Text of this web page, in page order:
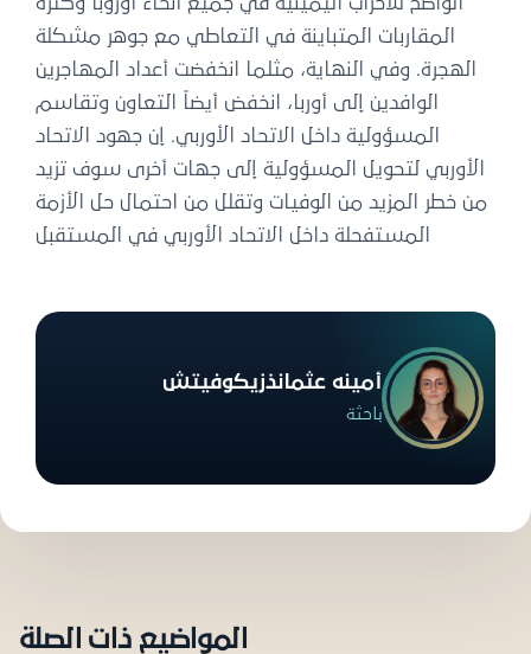
المقاربات المتباينة في التعاطي مع جوهر مشكلة
الهجرة. وفي النهاية، مثلما انخفضت أعداد المهاجرين
الوافدين إلى أوربا، انخفض أيضاً التعاون وتقاسم
المسؤولية داخل الاتحاد الأوربي. إن جهود الاتحاد
الأوربي لتحويل المسؤولية إلى جهات أخرى سوف تزيد
من خطر المزيد من الوفيات وتقلل من احتمال حل الأزمة
المستفحلة داخل الاتحاد الأوربي في المستقبل
أمينه عثمانذزيكوفيتش
باحثة
المواضيع ذات الصلة